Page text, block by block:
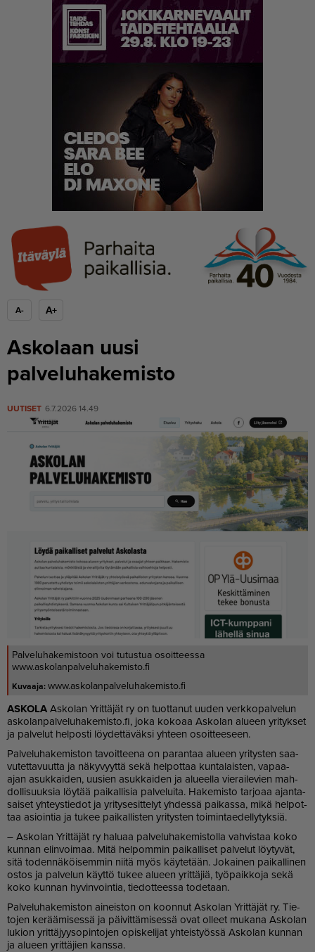
A- A+
Askolaan uusi
palveluhakemisto
UUTISET 6.7.2026 14.49
Palveluhakemistoon voi tutustua osoitteessa
www.askolanpalveluhakemisto.fi
www.askolanpalveluhakemisto.fi
AS­KO­LA As­ko­lan Yrit­tä­jät ry on tuot­ta­nut uu­den verk­ko­pal­ve­lun
as­ko­lan­pal­ve­lu­ha­ke­mis­to.fi, joka ko­ko­aa As­ko­lan alu­een yri­tyk­set
ja pal­ve­lut hel­pos­ti löy­det­tä­väk­si yh­teen osoit­tee­seen.
Pal­ve­lu­ha­ke­mis­ton ta­voit­tee­na on pa­ran­taa alu­een yri­tys­ten saa­
vu­tet­ta­vuut­ta ja nä­ky­vyyt­tä sekä hel­pot­taa kun­ta­lais­ten, va­paa-
ajan asuk­kai­den, uu­sien asuk­kai­den ja alu­eel­la vie­rai­le­vien mah­
dol­li­suuk­sia löy­tää pai­kal­li­sia pal­ve­lui­ta. Ha­ke­mis­to tar­jo­aa ajan­ta­
sai­set yh­teys­tie­dot ja yri­ty­se­sit­te­lyt yh­des­sä pai­kas­sa, mikä hel­pot­
taa asi­oin­tia ja tu­kee pai­kal­lis­ten yri­tys­ten toi­min­ta­e­del­ly­tyk­siä.
– As­ko­lan Yrit­tä­jät ry ha­lu­aa pal­ve­lu­ha­ke­mis­tol­la vah­vis­taa koko
kun­nan elin­voi­maa. Mitä hel­pom­min pai­kal­li­set pal­ve­lut löy­ty­vät,
sitä to­den­nä­köi­sem­min nii­tä myös käy­te­tään. Jo­kai­nen pai­kal­li­nen
os­tos ja pal­ve­lun käyt­tö tu­kee alu­een yrit­tä­jiä, työ­paik­ko­ja sekä
koko kun­nan hy­vin­voin­tia, tie­dot­tees­sa to­de­taan.
Pal­ve­lu­ha­ke­mis­ton ai­neis­ton on koon­nut As­ko­lan Yrit­tä­jät ry. Tie­
to­jen ke­rää­mi­ses­sä ja päi­vit­tä­mi­ses­sä ovat ol­leet mu­ka­na As­ko­lan
lu­ki­on yrit­tä­jyy­so­pin­to­jen opis­ke­li­jat yh­teis­työs­sä As­ko­lan kun­nan
ja alu­een yrit­tä­jien kans­sa.